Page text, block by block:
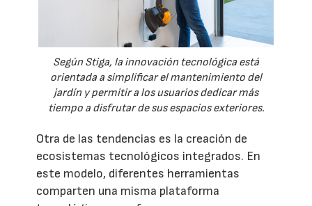
Según Stiga, la innovación tecnológica está
orientada a simplificar el mantenimiento del
jardín y permitir a los usuarios dedicar más
tiempo a disfrutar de sus espacios exteriores.
Otra de las tendencias es la creación de
ecosistemas tecnológicos integrados. En
este modelo, diferentes herramientas
comparten una misma plataforma